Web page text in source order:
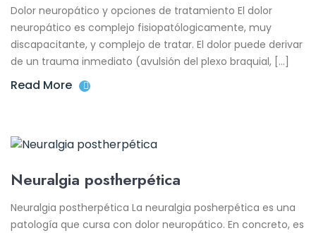
Dolor neuropático y opciones de tratamiento El dolor
neuropático es complejo fisiopatólogicamente, muy
discapacitante, y complejo de tratar. El dolor puede derivar
de un trauma inmediato (avulsión del plexo braquial, […]
Read More
Neuralgia postherpética
Neuralgia postherpética La neuralgia posherpética es una
patología que cursa con dolor neuropático. En concreto, es